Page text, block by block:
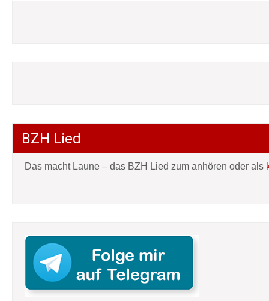
BZH Lied
Das macht Laune – das BZH Lied zum anhören oder als